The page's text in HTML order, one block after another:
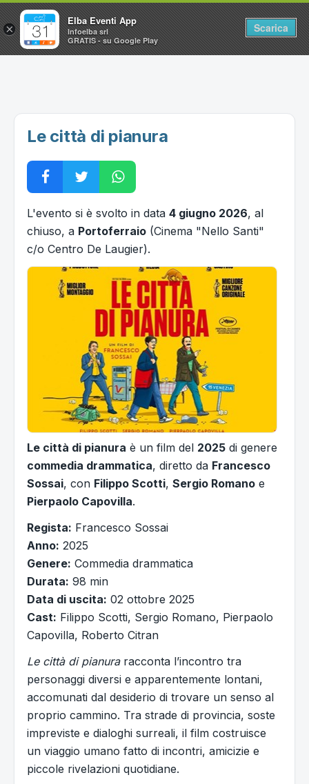
Home
Vacanze all'Isola d'Elba
Le città di pianura
L'evento si è svolto in data 4 giugno 2026, al
chiuso, a Portoferraio (Cinema "Nello Santi"
c/o Centro De Laugier).
Le città di pianura è un film del 2025 di genere
commedia drammatica, diretto da Francesco
Sossai, con Filippo Scotti, Sergio Romano e
Pierpaolo Capovilla.
Regista: Francesco Sossai
Anno: 2025
Genere: Commedia drammatica
Durata: 98 min
Data di uscita: 02 ottobre 2025
Cast: Filippo Scotti, Sergio Romano, Pierpaolo
Capovilla, Roberto Citran
Le città di pianuraracconta l’incontro tra
personaggi diversi e apparentemente lontani,
accomunati dal desiderio di trovare un senso al
proprio cammino. Tra strade di provincia, soste
impreviste e dialoghi surreali, il film costruisce
un viaggio umano fatto di incontri, amicizie e
piccole rivelazioni quotidiane.
×
Elba Eventi App
Infoelba srl
GRATIS - su Google Play
Scarica